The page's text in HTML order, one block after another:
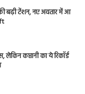
बढ़ी टेंशन, नए अवतार में आ
कप्तानी का ये रिकॉर्ड